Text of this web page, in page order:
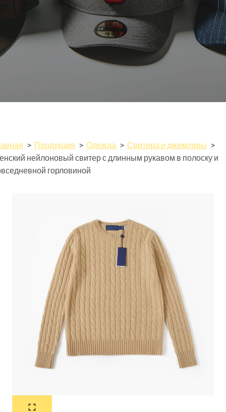
Продукция Одежда
Свитера и джемперы
нейлоновый свитер с длинным рукавом в полоску и
горловиной